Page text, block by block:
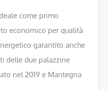
come primo
economico per qualità
garantito anche
delle due palazzine
nel 2019 e Mantegna